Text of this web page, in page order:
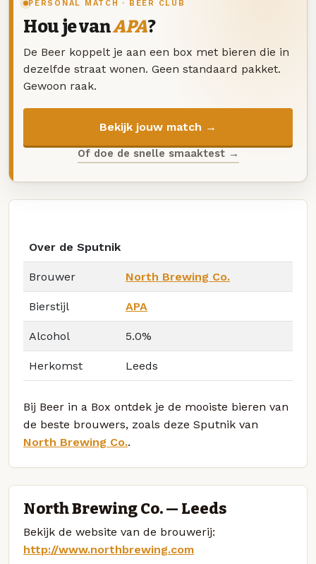
PERSONAL MATCH · BEER CLUB
Hou je vanAPA?
De Beer koppelt je aan een box met bieren die in
dezelfde straat wonen. Geen standaard pakket.
Gewoon raak.
Bekijk jouw match →
Of doe de snelle smaaktest →
Over de Sputnik
Brouwer North Brewing Co.
Bierstijl APA
Alcohol 5.0%
Herkomst Leeds
Bij Beer in a Box ontdek je de mooiste bieren van
de beste brouwers, zoals deze Sputnik van
North Brewing Co..
North Brewing Co. — Leeds
Bekijk de website van de brouwerij:
http://www.northbrewing.com